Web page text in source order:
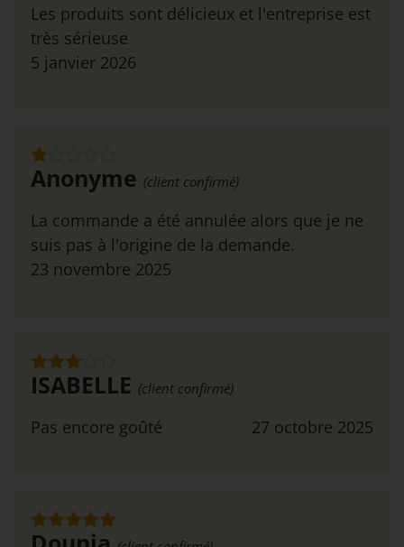
Les produits sont délicieux et l'entreprise est
très sérieuse
5 janvier 2026
Note
5
Anonyme (client confirmé)
La commande a été annulée alors que je ne
suis pas à l'origine de la demande.
23 novembre 2025
Note 3
ISABELLE (client confirmé)
Pas encore goûté 27 octobre 2025
Note 5sur